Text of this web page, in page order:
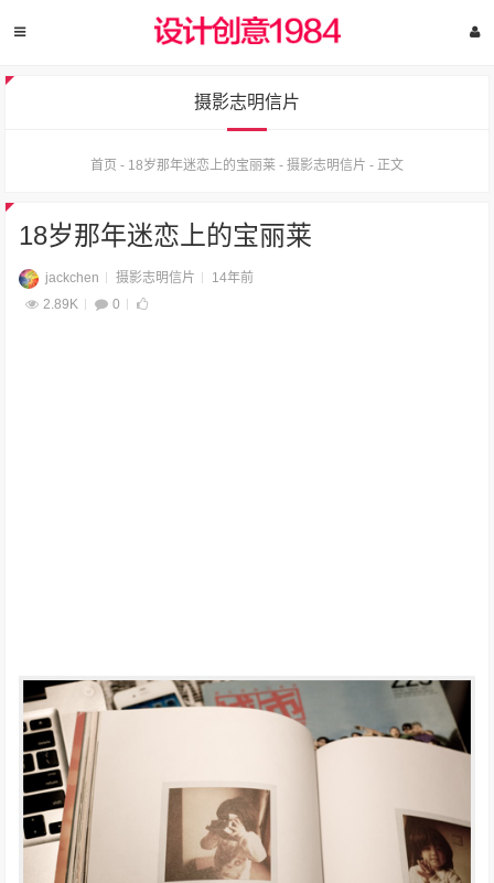
摄影志明信片
首页 - 18岁那年迷恋上的宝丽莱 - 摄影志明信片 - 正文
18岁那年迷恋上的宝丽莱
jackchen 摄影志明信片
14年前
2.89K
0